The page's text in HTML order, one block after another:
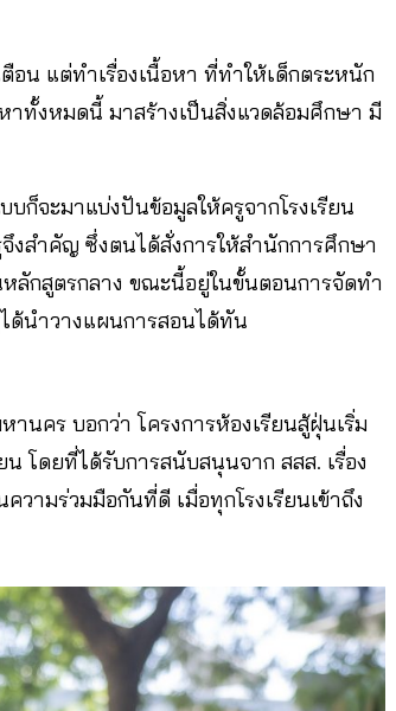
อน แต่ทำเรื่องเนื้อหา ที่ทำให้เด็กตระหนัก
าทั้งหมดนี้ มาสร้างเป็นสิ่งแวดล้อมศึกษา มี
ก็จะมาแบ่งปันข้อมูลให้ครูจากโรงเรียน
งสำคัญ ซึ่งตนได้สั่งการให้สำนักการศึกษา
ลักสูตรกลาง ขณะนี้อยู่ในขั้นตอนการจัดทำ
ด้นำวางแผนการสอนได้ทัน
นคร บอกว่า โครงการห้องเรียนสู้ฝุ่นเริ่ม
โดยที่ได้รับการสนับสนุนจาก สสส. เรื่อง
ามร่วมมือกันที่ดี เมื่อทุกโรงเรียนเข้าถึง